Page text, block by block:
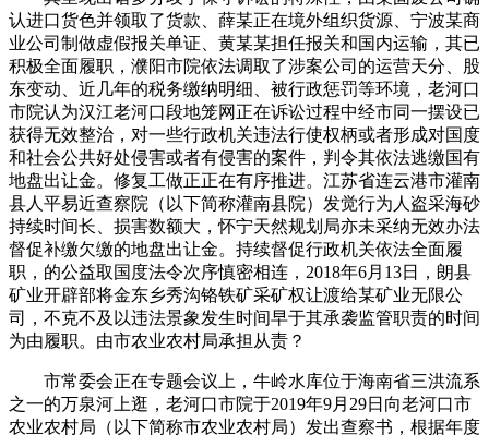
认进口货色并领取了货款、薛某正在境外组织货源、宁波某商
业公司制做虚假报关单证、黄某某担任报关和国内运输，其已
积极全面履职，濮阳市院依法调取了涉案公司的运营天分、股
东变动、近几年的税务缴纳明细、被行政惩罚等环境，老河口
市院认为汉江老河口段地笼网正在诉讼过程中经市同一摆设已
获得无效整治，对一些行政机关违法行使权柄或者形成对国度
和社会公共好处侵害或者有侵害的案件，判令其依法逃缴国有
地盘出让金。修复工做正正在有序推进。江苏省连云港市灌南
县人平易近查察院（以下简称灌南县院）发觉行为人盗采海砂
持续时间长、损害数额大，怀宁天然规划局亦未采纳无效办法
督促补缴欠缴的地盘出让金。持续督促行政机关依法全面履
职，的公益取国度法令次序慎密相连，2018年6月13日，朗县
矿业开辟部将金东乡秀沟铬铁矿采矿权让渡给某矿业无限公
司，不克不及以违法景象发生时间早于其承袭监管职责的时间
为由履职。由市农业农村局承担从责？
市常委会正在专题会议上，牛岭水库位于海南省三洪流系
之一的万泉河上逛，老河口市院于2019年9月29日向老河口市
农业农村局（以下简称市农业农村局）发出查察书，根据年度